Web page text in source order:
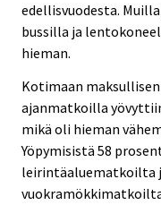
edellisvuodesta.
bussilla ja
hieman.
Kotimaan
ajanmatkoilla
mikä oli hieman
Yöpymisistä 58
leirintäaluematkoilta